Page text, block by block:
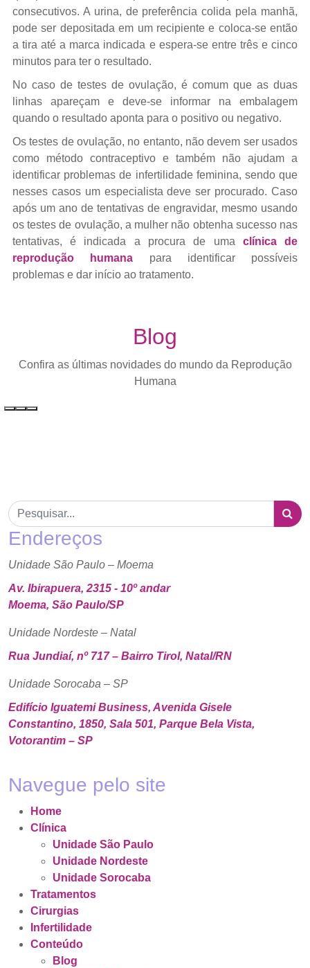
consecutivos. A urina, de preferência colida pela manhã,
pode ser depositada em um recipiente e coloca-se então
a tira até a marca indicada e espera-se entre três e cinco
minutos para ter o resultado.
No caso de testes de ovulação, é comum que as duas
linhas apareçam e deve-se informar na embalagem
quando o resultado aponta para o positivo ou negativo.
Os testes de ovulação, no entanto, não devem ser usados
como método contraceptivo e também não ajudam a
identificar problemas de infertilidade feminina, sendo que
nesses casos um especialista deve ser procurado. Caso
após um ano de tentativas de engravidar, mesmo usando
os testes de ovulação, a mulher não obtenha sucesso nas
tentativas, é indicada a procura de uma clínica de
reprodução humana para identificar possíveis
problemas e dar início ao tratamento.
Blog
Confira as últimas novidades do mundo da Reprodução
Humana
Endereços
Unidade São Paulo – Moema
Av. Ibirapuera, 2315 - 10º andar
Moema, São Paulo/SP
Unidade Nordeste – Natal
Rua Jundiaí, nº 717 – Bairro Tirol, Natal/RN
Unidade Sorocaba – SP
Edifício Iguatemi Business, Avenida Gisele
Constantino, 1850, Sala 501, Parque Bela Vista,
Votorantim – SP
Navegue pelo site
Home
Clínica
Unidade São Paulo
Unidade Nordeste
Unidade Sorocaba
Tratamentos
Cirurgias
Infertilidade
Conteúdo
Blog